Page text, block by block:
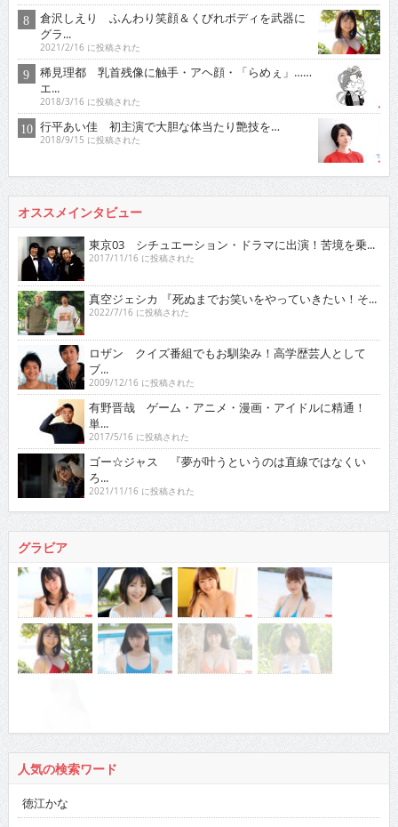
倉沢しえり ふんわり笑顔＆くびれボディを武器に
グラ...
2021/2/16 に投稿された
稀見理都 乳首残像に触手・アヘ顔・「らめぇ」……
エ...
2018/3/16 に投稿された
行平あい佳 初主演で大胆な体当たり艶技を…
2018/9/15 に投稿された
オススメインタビュー
東京03 シチュエーション・ドラマに出演！苦境を乗...
2017/11/16 に投稿された
真空ジェシカ 『死ぬまでお笑いをやっていきたい！そ...
2022/7/16 に投稿された
ロザン クイズ番組でもお馴染み！高学歴芸人として
ブ...
2009/12/16 に投稿された
有野晋哉 ゲーム・アニメ・漫画・アイドルに精通！
単...
2017/5/16 に投稿された
ゴー☆ジャス 『夢が叶うというのは直線ではなくい
ろ...
2021/11/16 に投稿された
グラビア
人気の検索ワード
徳江かな